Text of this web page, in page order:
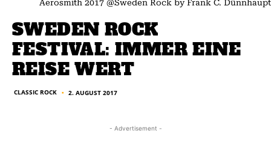
Aerosmith 2017 @Sweden Rock by Frank C. Dünnhaupt
SWEDEN ROCK
FESTIVAL: IMMER EINE
REISE WERT
CLASSIC ROCK ■ 2. AUGUST 2017
- Advertisement -